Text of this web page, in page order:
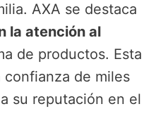
AXA se destaca
la atención al
de productos. Esta
confianza de miles
su reputación en el